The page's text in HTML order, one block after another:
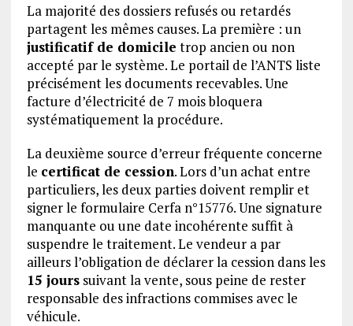
La majorité des dossiers refusés ou retardés
partagent les mêmes causes. La première : un
justificatif de domicile trop ancien ou non
accepté par le système. Le portail de l’ANTS liste
précisément les documents recevables. Une
facture d’électricité de 7 mois bloquera
systématiquement la procédure.
La deuxième source d’erreur fréquente concerne
le certificat de cession. Lors d’un achat entre
particuliers, les deux parties doivent remplir et
signer le formulaire Cerfa n°15776. Une signature
manquante ou une date incohérente suffit à
suspendre le traitement. Le vendeur a par
ailleurs l’obligation de déclarer la cession dans les
15 jourssuivant la vente, sous peine de rester
responsable des infractions commises avec le
véhicule.